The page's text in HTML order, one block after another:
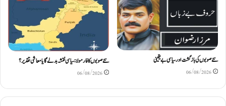
نئے صوبوں کی بازگشت اور سیاسی بے یقینی
06/08/2026
نئے صوبوں کا فارمولا: سیاسی نقشہ بدلے گا یا معاشی تقدیر؟
06/08/2026